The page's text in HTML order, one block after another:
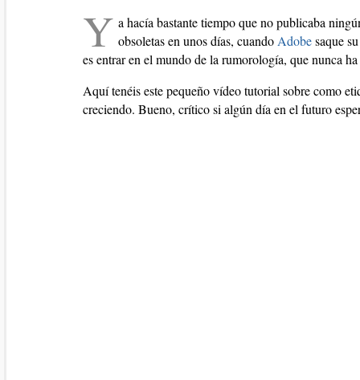
Y a hacía bastante tiempo que no publicaba
obsoletas en unos días, cuando Adobesaque
es entrar en el mundo de la rumorología, que nunca
Aquí tenéis este pequeño vídeo tutorial sobre como
creciendo. Bueno, crítico si algún día en el futuro